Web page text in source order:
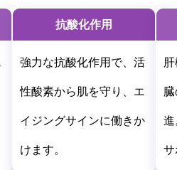
抗酸化作用
強力な抗酸化作用で、活
性酸素から肌を守り、エ
イジングサインに働きか
けます。
進
サ